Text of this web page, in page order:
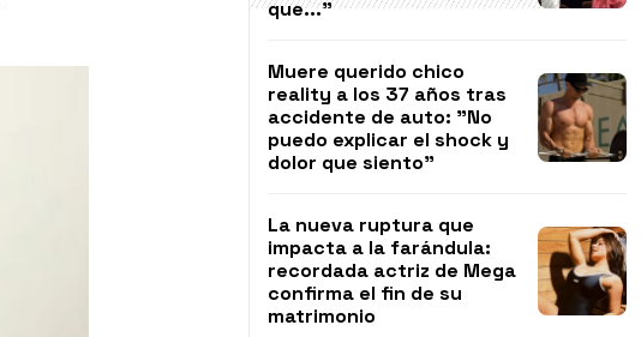
que..."
Muere querido chico
reality a los 37 años tras
accidente de auto: "No
puedo explicar el shock y
dolor que siento"
La nueva ruptura que
impacta a la farándula:
recordada actriz de Mega
confirma el fin de su
matrimonio